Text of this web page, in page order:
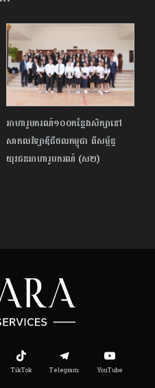
អាហារូបករណ៍១០០កន្លែងសិក្សានៅ
សាកលវិទ្យាឌីជីថលកម្ពុជា ពីសម្ព័ន្ធ
យុវជនអាហារូបករណ៍ (ស២)
TikTok Telegram YouTube